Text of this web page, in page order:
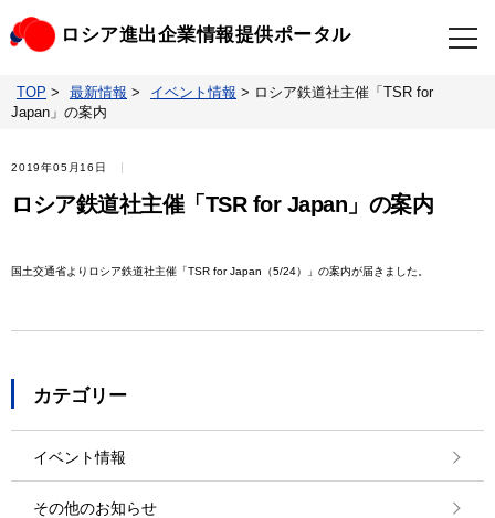
ロシア進出企業情報提供ポータル
ビジネスニュースクリップ
TOP > 最新情報 > イベント情報 > ロシア鉄道社主催「TSR for
Japan」の案内
2019年05月16日
ロシア鉄道社主催「TSR for Japan」の案内
国土交通省よりロシア鉄道社主催「TSR for Japan（5/24）」の案内が届きました。
カテゴリー
イベント情報
その他のお知らせ